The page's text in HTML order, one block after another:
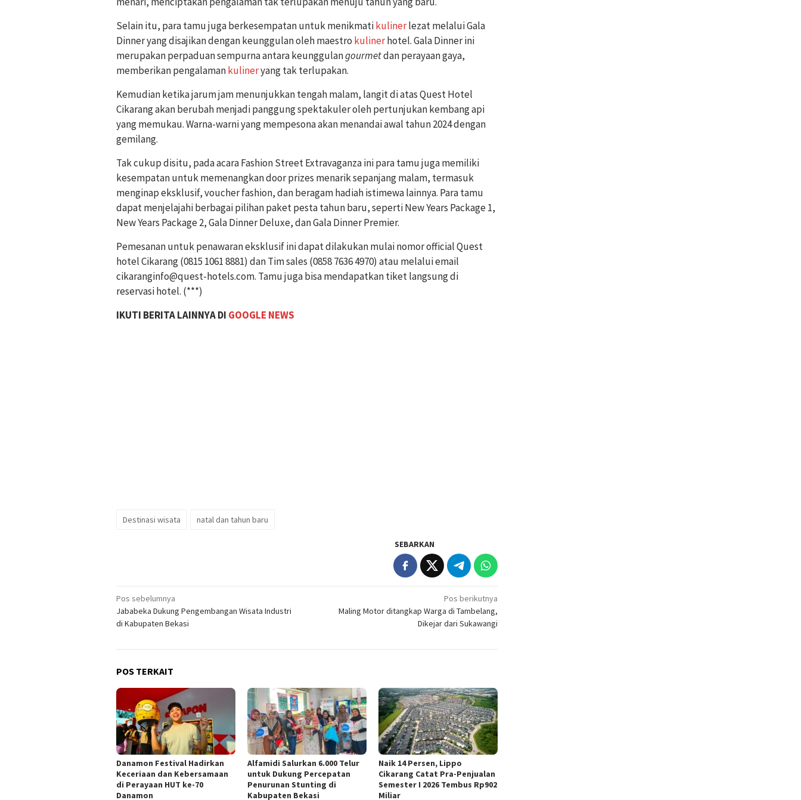
Selain itu, para tamu juga berkesempatan untuk menikmatikulinerlezat melalui Gala
Dinner yang disajikan dengan keunggulan oleh maestro kulinerhotel. Gala Dinner ini
merupakan perpaduan sempurna antara keunggulangourmetdan perayaan gaya,
memberikan pengalamankulineryang tak terlupakan.
Kemudian ketika jarum jam menunjukkan tengah malam, langit di atas Quest Hotel
Cikarang akan berubah menjadi panggung spektakuler oleh pertunjukan kembang api
yang memukau. Warna-warni yang mempesona akan menandai awal tahun 2024 dengan
gemilang.
Tak cukup disitu, pada acara Fashion Street Extravaganza ini para tamu juga memiliki
kesempatan untuk memenangkan door prizes menarik sepanjang malam, termasuk
menginap eksklusif, voucher fashion, dan beragam hadiah istimewa lainnya. Para tamu
dapat menjelajahi berbagai pilihan paket pesta tahun baru, seperti New Years Package 1,
New Years Package 2, Gala Dinner Deluxe, dan Gala Dinner Premier.
Pemesanan untuk penawaran eksklusif ini dapat dilakukan mulai nomor official Quest
hotel Cikarang (0815 1061 8881) dan Tim sales (0858 7636 4970) atau melalui email
cikaranginfo@quest-hotels.com. Tamu juga bisa mendapatkan tiket langsung di
reservasi hotel. (***)
IKUTI BERITA LAINNYA DI GOOGLE NEWS
Destinasi wisata natal dan tahun baru
SEBARKAN
Navigasi
pos
Pos sebelumnya
Jababeka Dukung Pengembangan Wisata Industri
di Kabupaten Bekasi
Pos berikutnya
Maling Motor ditangkap Warga di Tambelang,
Dikejar dari Sukawangi
POS TERKAIT
Danamon Festival Hadirkan
Keceriaan dan Kebersamaan
di Perayaan HUT ke-70
Danamon
Alfamidi Salurkan 6.000 Telur
untuk Dukung Percepatan
Penurunan Stunting di
Kabupaten Bekasi
Naik 14 Persen, Lippo
Cikarang Catat Pra-Penjualan
Semester I 2026 Tembus Rp902
Miliar